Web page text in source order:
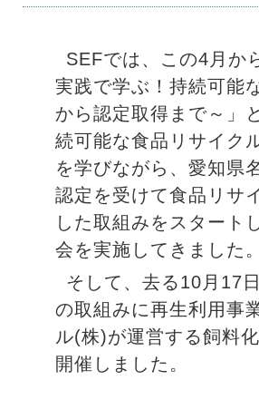
SEFでは、この4月
実践で学ぶ！持続可能
から認定取得まで～」
続可能な食品リサイク
を学びながら、愛知県
認定を受けて食品リサ
した取組みをスタート
会を実施してきました。
そして、去る10月17
の取組みに再生利用事
ル(株)が運営する飼料
開催しました。